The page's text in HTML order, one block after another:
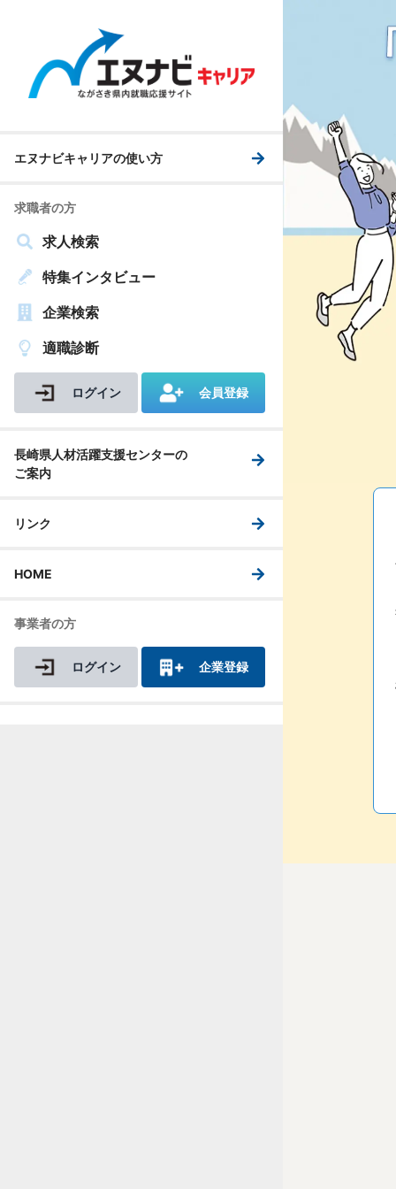
エヌナビキャリアの使い方
求職者の方
求人検索
特集インタビュー
企業検索
適職診断
ログイン 会員登録
長崎県人材活躍支援センターの
ご案内
リンク
HOME
事業者の方
ログイン 企業登録